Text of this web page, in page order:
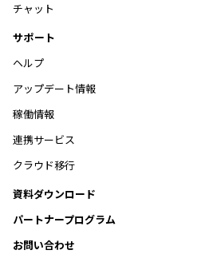
チャット
サポート
ヘルプ
アップデート情報
稼働情報
連携サービス
クラウド移行
資料ダウンロード
パートナープログラム
お問い合わせ